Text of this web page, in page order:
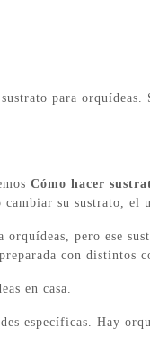
para orquídeas.
Cómo hacer
su sustrato, el
pero ese
con distintos
en casa.
específicas. Hay